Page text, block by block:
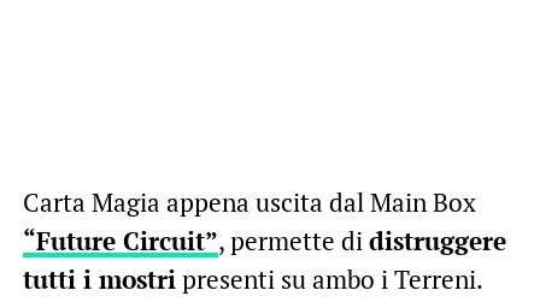
Carta Magia appena uscita dal Main Box
“Future Circuit”, permette didistruggere
tutti i mostripresenti su ambo i Terreni.